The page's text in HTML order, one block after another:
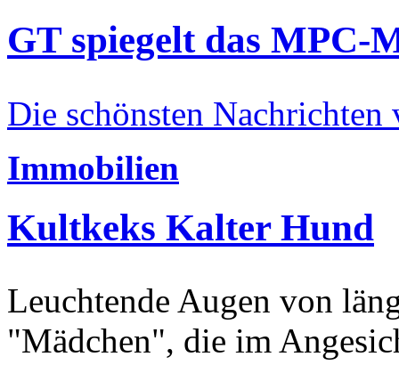
GT spiegelt das MPC-
Die schönsten Nachrichten
Immobilien
Kultkeks Kalter Hund
Leuchtende Augen von
"Mädchen", die im